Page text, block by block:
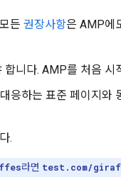
든 권장사항은 AMP에
합니다. AMP를 처음 시
응하는 표준 페이지
.
라면 test.com/